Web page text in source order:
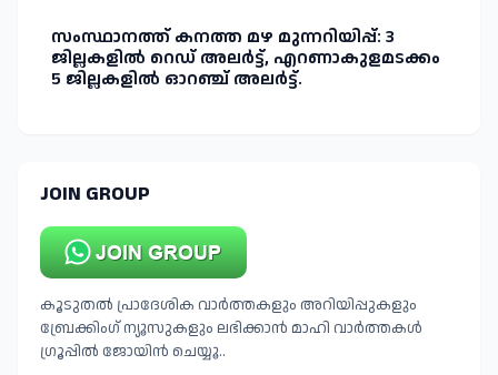
സംസ്ഥാനത്ത് കനത്ത മഴ മുന്നറിയിപ്പ്: 3
ജില്ലകളിൽ റെഡ് അലർട്ട്, എറണാകുളമടക്കം
5 ജില്ലകളിൽ ഓറഞ്ച് അലർട്ട്.
JOIN GROUP
കൂടുതൽ പ്രാദേശിക വാർത്തകളും അറിയിപ്പുകളും
ബ്രേക്കിംഗ് ന്യൂസുകളും ലഭിക്കാൻ മാഹി വാർത്തകൾ
ഗ്രൂപ്പിൽ ജോയിൻ ചെയ്യൂ..